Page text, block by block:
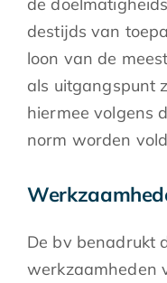
de
destijds van
loon van de
als uitgangspunt
hiermee volgens
norm worden
De bv benadrukt
werkzaamheden